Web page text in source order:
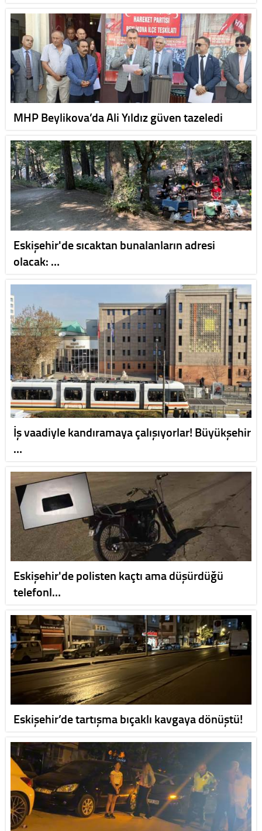
MHP Beylikova’da Ali Yıldız güven tazeledi
Eskişehir'de sıcaktan bunalanların adresi
olacak: …
İş vaadiyle kandıramaya çalışıyorlar! Büyükşehir
…
Eskişehir'de polisten kaçtı ama düşürdüğü
telefonl…
Eskişehir’de tartışma bıçaklı kavgaya dönüştü!